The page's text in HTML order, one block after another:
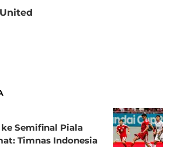
Semifinal Piala
Timnas Indonesia